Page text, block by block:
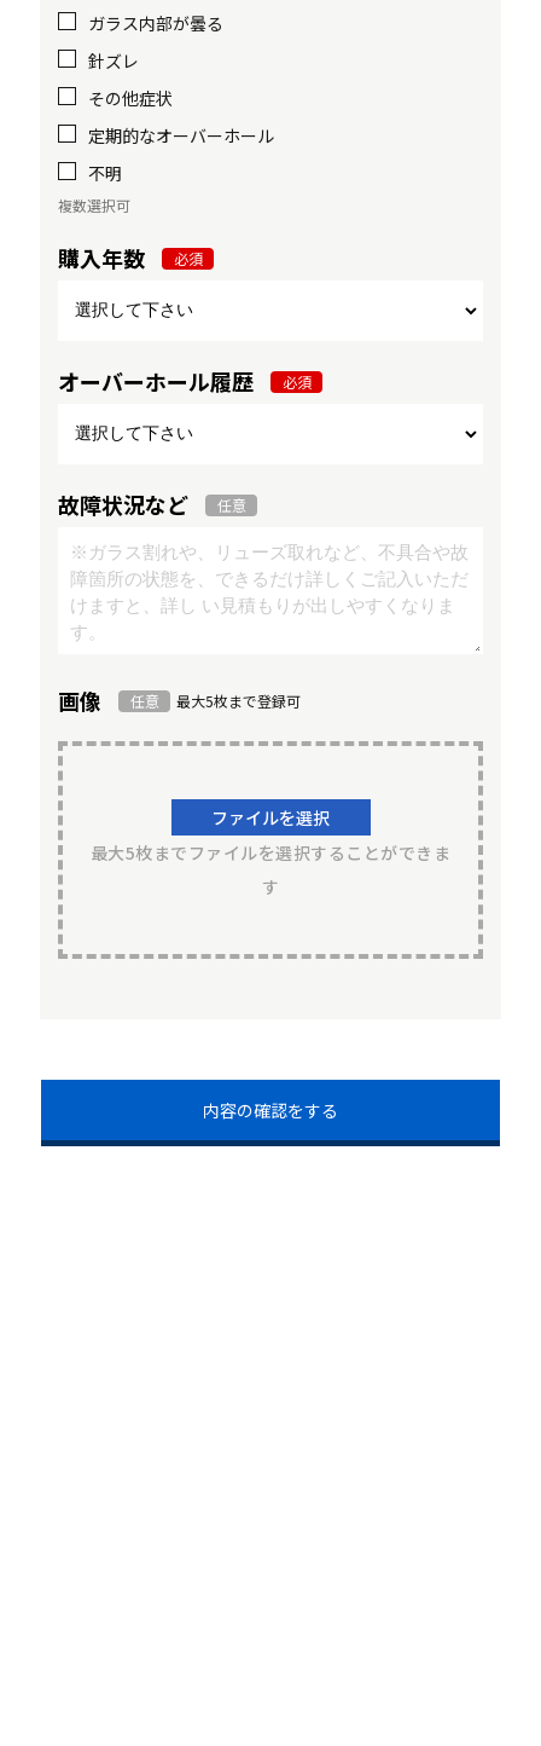
ガラス内部が曇る
針ズレ
その他症状
定期的なオーバーホール
不明
複数選択可
購入年数 必須
オーバーホール履歴 必須
故障状況など 任意
画像 任意 最大5枚まで登録可
ファイルを選択
最大5枚までファイルを選択することができま
す
内容の確認をする